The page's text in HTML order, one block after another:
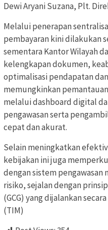
Dewi Aryani Suzana, Plt.
Melalui penerapan
pembayaran kini dilakukan
sementara Kantor Wilayah
kelengkapan dokumen,
optimalisasi pendapatan
memungkinkan
melalui dashboard digital
pengawasan serta
cepat dan akurat.
Selain meningkatkan
kebijakan ini juga
dengan sistem
risiko, sejalan dengan
(GCG) yang dijalankan
(TIM)